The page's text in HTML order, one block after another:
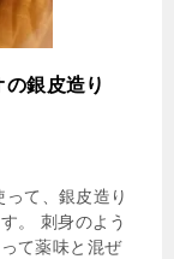
銀皮造り
て、銀皮造り
。 刺身のよう
て薬味と混ぜ